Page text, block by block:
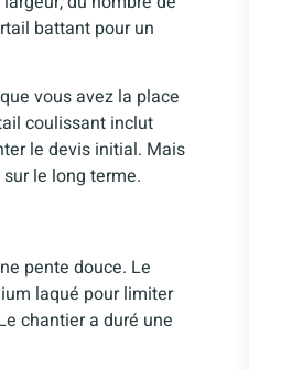
battant pour un
vous avez la place
coulissant inclut
le devis initial. Mais
le long terme.
pente douce. Le
laqué pour limiter
chantier a duré une